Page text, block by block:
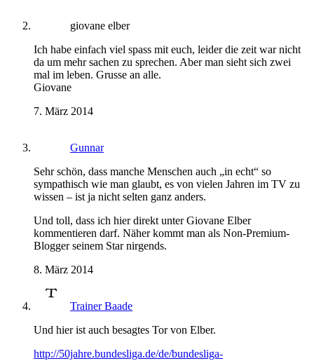
giovane elber
Ich habe einfach viel spass mit euch, leider die zeit war nicht
da um mehr sachen zu sprechen. Aber man sieht sich zwei
mal im leben. Grusse an alle.
Giovane
7. März 2014
Gunnar
Sehr schön, dass manche Menschen auch „in echt“ so
sympathisch wie man glaubt, es von vielen Jahren im TV zu
wissen – ist ja nicht selten ganz anders.
Und toll, dass ich hier direkt unter Giovane Elber
kommentieren darf. Näher kommt man als Non-Premium-
Blogger seinem Star nirgends.
8. März 2014
Trainer Baade
Und hier ist auch besagtes Tor von Elber.
http://50jahre.bundesliga.de/de/bundesliga-